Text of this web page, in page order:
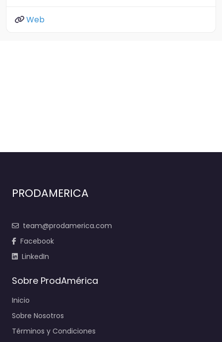
Web
PRODAMERICA
team@prodamerica.com
Facebook
LinkedIn
Sobre ProdAmérica
Inicio
Sobre Nosotros
Términos y Condiciones